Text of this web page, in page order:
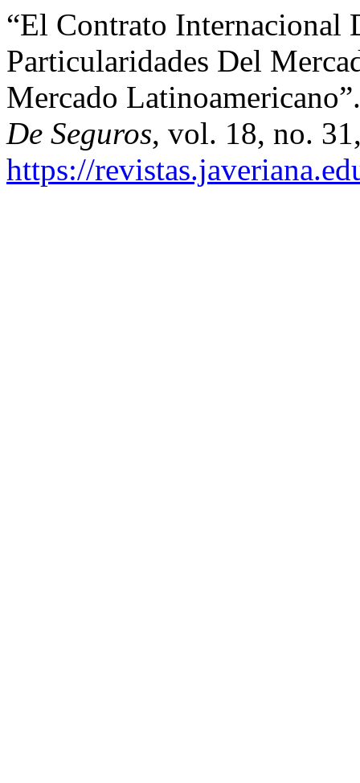
“El Contrato Internacional
Particularidades Del
Mercado
De Seguros, vol. 18, no.
https://